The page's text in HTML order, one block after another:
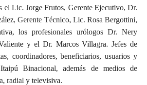
el Lic. Jorge Frutos, Gerente Ejecutivo, Dr.
Gerente Técnico, Lic. Rosa Bergottini,
los profesionales urólogos Dr. Nery
y el Dr. Marcos Villagra. Jefes de
coordinadores, beneficiarios, usuarios y
Binacional, además de medios de
radial y televisiva.